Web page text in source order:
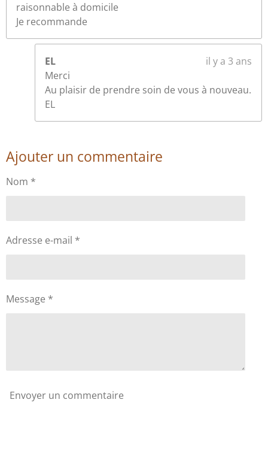
raisonnable à domicile
Je recommande
EL
il y a 3 ans
Merci
Au plaisir de prendre soin de vous à nouveau.
EL
Ajouter un commentaire
Nom *
Adresse e-mail *
Message *
Envoyer un commentaire